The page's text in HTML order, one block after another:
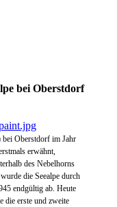
bei Oberstdorf
bei Oberstdorf im Jahr
erwähnt,
des Nebelhorns
die Seealpe durch
endgültig ab. Heute
die erste und zweite